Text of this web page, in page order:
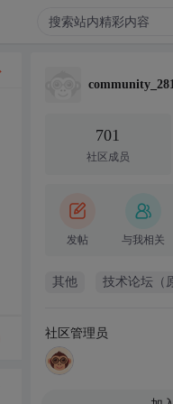
701
社区成员
发帖 与我相关
其他 技术论坛（
社区管理员